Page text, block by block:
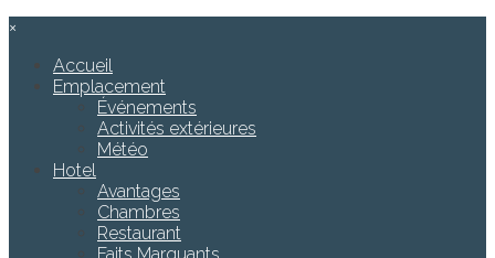
×
Accueil
Emplacement
Événements
Activités extérieures
Météo
Hotel
Avantages
Chambres
Restaurant